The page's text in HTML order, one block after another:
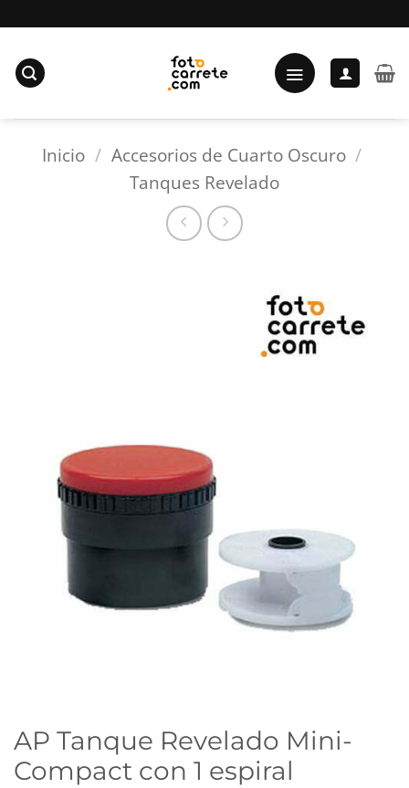
al
contenido
Inicio / Accesorios de Cuarto Oscuro /
Tanques Revelado
AP Tanque Revelado Mini-
Compact con 1 espiral